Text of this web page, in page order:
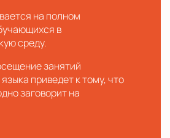
на полном
в
среду.
занятий
приведет к тому, что
заговорит на